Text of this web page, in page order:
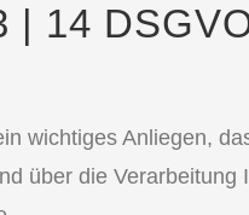
| 14
wichtiges Anliegen,
über die Verarbeitung